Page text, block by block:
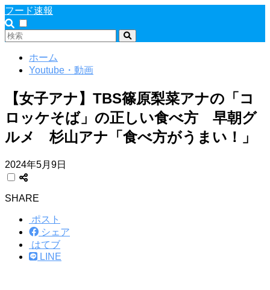
フード速報
ホーム
Youtube・動画
【女子アナ】TBS篠原梨菜アナの「コ
ロッケそば」の正しい食べ方 早朝グ
ルメ 杉山アナ「食べ方がうまい！」
2024年5月9日
SHARE
ポスト
シェア
はてブ
LINE